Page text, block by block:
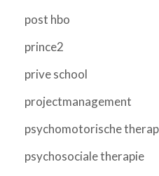
post hbo
prince2
prive school
projectmanagement
psychomotorische
psychosociale therapie